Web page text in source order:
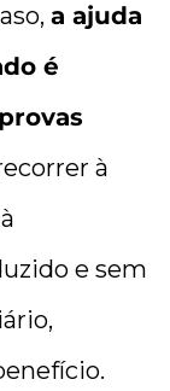
a ajuda
é
à
e sem